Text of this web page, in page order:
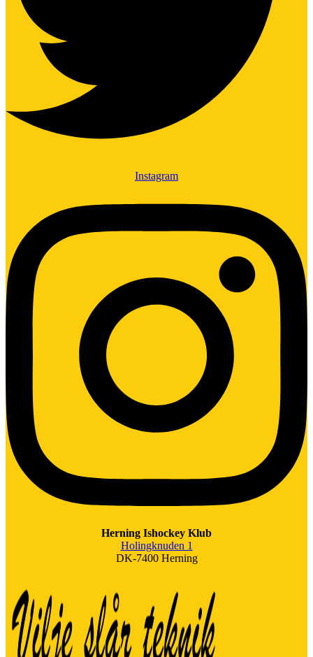
Instagram
Herning Ishockey Klub
Holingknuden 1
DK-7400 Herning